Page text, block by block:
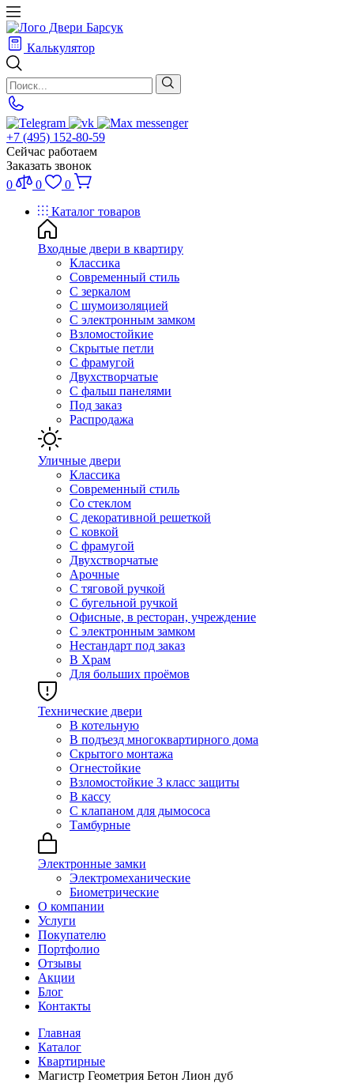
Калькулятор
+7 (495) 152-80-59
Сейчас работаем
Заказать звонок
0
0
0
Каталог товаров
Входные двери в квартиру
Классика
Современный стиль
С зеркалом
С шумоизоляцией
С электронным замком
Взломостойкие
Скрытые петли
С фрамугой
Двухстворчатые
С фальш панелями
Под заказ
Распродажа
Уличные двери
Классика
Современный стиль
Со стеклом
С декоративной решеткой
С ковкой
С фрамугой
Двухстворчатые
Арочные
С тяговой ручкой
С бугельной ручкой
Офисные, в ресторан, учреждение
С электронным замком
Нестандарт под заказ
В Храм
Для больших проёмов
Технические двери
В котельную
В подъезд многоквартирного дома
Скрытого монтажа
Огнестойкие
Взломостойкие 3 класс защиты
В кассу
С клапаном для дымососа
Тамбурные
Электронные замки
Электромеханические
Биометрические
О компании
Услуги
Покупателю
Портфолио
Отзывы
Акции
Блог
Контакты
Главная
Каталог
Квартирные
Магистр Геометрия Бетон Лион дуб